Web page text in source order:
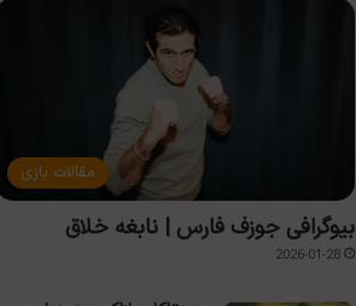
مقالات بازی
بیوگرافی جوزف فارس | نابغه خلاق
2026-01-28